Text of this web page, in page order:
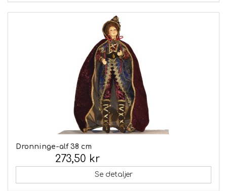
Dronninge-alf 38 cm
273,50 kr
Se detaljer